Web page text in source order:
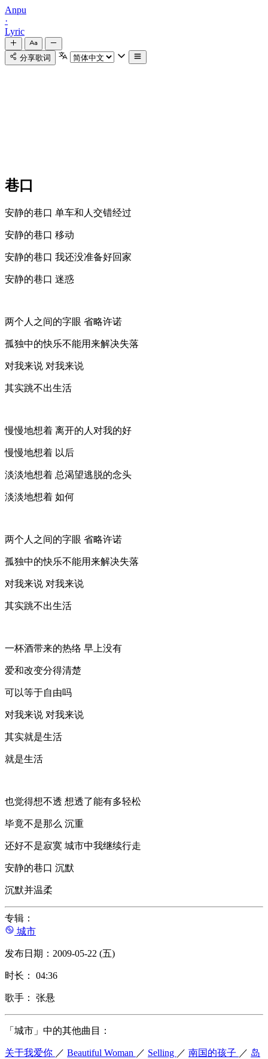
Anpu
·
Lyric
分享歌词
巷口
安静的巷口 单车和人交错经过
安静的巷口 移动
安静的巷口 我还没准备好回家
安静的巷口 迷惑
两个人之间的字眼 省略许诺
孤独中的快乐不能用来解决失落
对我来说 对我来说
其实跳不出生活
慢慢地想着 离开的人对我的好
慢慢地想着 以后
淡淡地想着 总渴望逃脱的念头
淡淡地想着 如何
两个人之间的字眼 省略许诺
孤独中的快乐不能用来解决失落
对我来说 对我来说
其实跳不出生活
一杯酒带来的热络 早上没有
爱和改变分得清楚
可以等于自由吗
对我来说 对我来说
其实就是生活
就是生活
也觉得想不透 想透了能有多轻松
毕竟不是那么 沉重
还好不是寂寞 城市中我继续行走
安静的巷口 沉默
沉默并温柔
专辑：
城市
发布日期：2009-05-22 (五)
时长： 04:36
歌手： 张悬
「城市」中的其他曲目：
关于我爱你 ／ Beautiful Woman ／ Selling ／ 南国的孩子 ／ 岛